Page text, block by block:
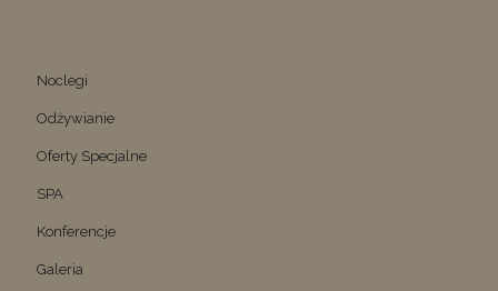
Noclegi
Odżywianie
Oferty Specjalne
SPA
Konferencje
Galeria